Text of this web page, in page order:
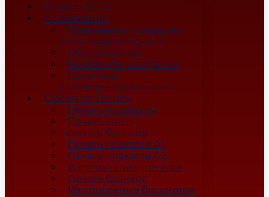
Наши Работы
О Компании
Требования к макетам
типографии печати
Оборудование
Реквизиты компании
Политика
конфиденциальности
Офсетная Печать
Печать журналов
Печать книг
Печать брошюр
Печать плакатов А1
Печать плакатов А2
Изготовление пакетов
Печать бланков
Изготовление блокнотов